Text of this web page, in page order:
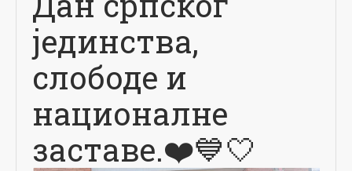
јединства,
слободе и
националне
заставе.❤️💙🤍